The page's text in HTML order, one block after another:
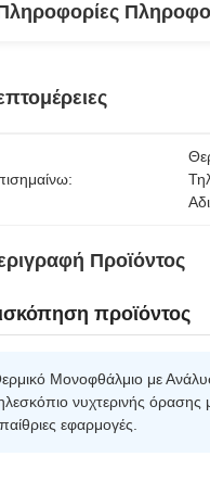
Προϊόντος
προϊόντος
Μονοφθάλμιο με
νυχτερινής όρασης
εφαρμογές.